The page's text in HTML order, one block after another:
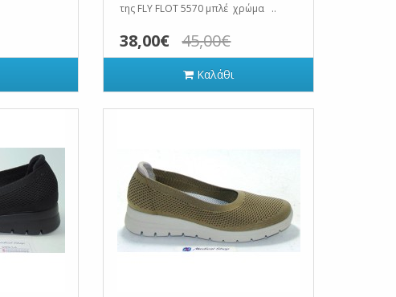
της FLY FLOT 5570 μπλέ χρώμα ..
38,00€ 45,00€
Καλάθι